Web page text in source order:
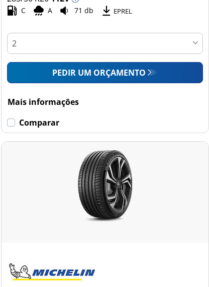
C A 71 db EPREL
PEDIR UM ORÇAMENTO
Mais informações
Comparar